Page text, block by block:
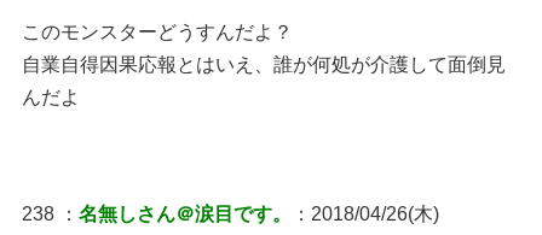
このモンスターどうすんだよ？
自業自得因果応報とはいえ、誰が何処が介護して面倒見
んだよ
238 ： 名無しさん＠涙目です。
：2018/04/26(木)